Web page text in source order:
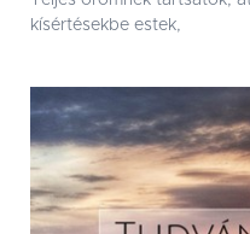
kísértésekbe estek,